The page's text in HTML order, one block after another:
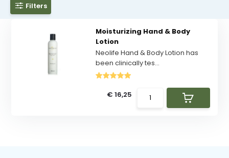
Filters
Moisturizing Hand & Body
Lotion
Neolife Hand & Body Lotion has
been clinically tes...
€ 16,25